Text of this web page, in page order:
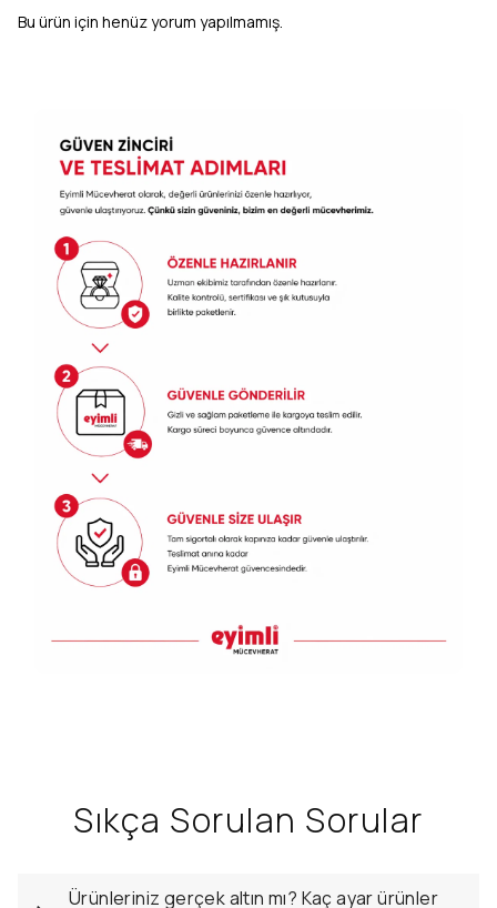
Bu ürün için henüz yorum yapılmamış.
Sıkça Sorulan Sorular
Ürünleriniz gerçek altın mı? Kaç ayar ürünler